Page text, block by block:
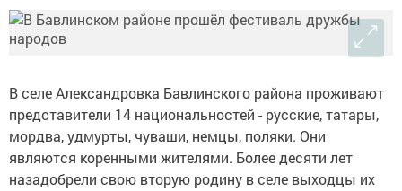
В селе Александровка Бавлинского района проживают
представители 14 национальностей - русские, татары,
мордва, удмурты, чуваши, немцы, поляки. Они
являются коренными жителями. Более десяти лет
назадобрели свою вторую родину в селе выходцы их